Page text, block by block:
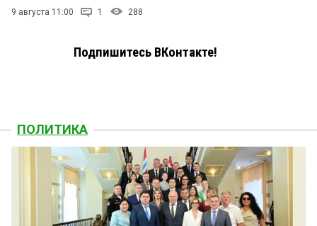
9 августа 11:00 1 288
Подпишитесь ВКонтакте!
ПОЛИТИКА